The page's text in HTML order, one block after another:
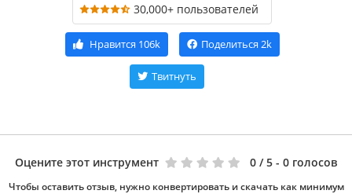
30,000+ пользователей
Нравится 106k Поделиться 2k
Твитнуть
Оцените этот инструмент 0 / 5 - 0 голосов
Чтобы оставить отзыв, нужно конвертировать и скачать как минимум